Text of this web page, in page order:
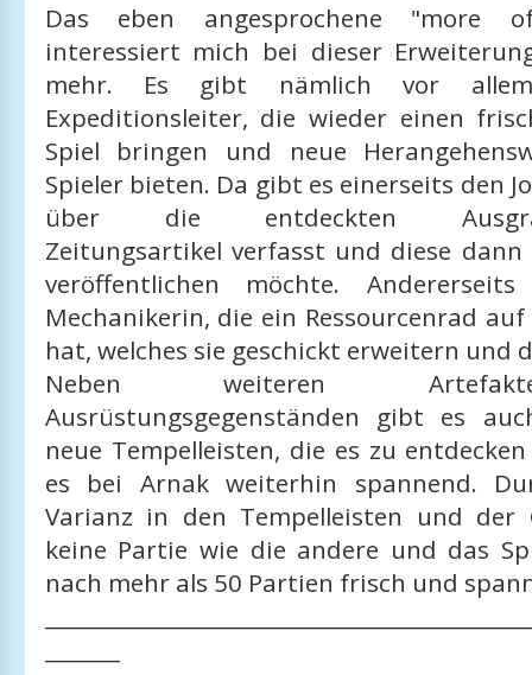
Das eben angesprochene "more
interessiert mich bei dieser
mehr. Es gibt nämlich vor
Expeditionsleiter, die wieder einen
Spiel bringen und neue
Spieler bieten. Da gibt es einerseits den
über die entdeckten
Zeitungsartikel verfasst und diese
veröffentlichen möchte.
Mechanikerin, die ein Ressourcenrad
hat, welches sie geschickt erweitern und
Neben weiteren
Ausrüstungsgegenständen gibt es
neue Tempelleisten, die es zu
es bei Arnak weiterhin spannend.
Varianz in den Tempelleisten und der
keine Partie wie die andere und das
nach mehr als 50 Partien frisch und